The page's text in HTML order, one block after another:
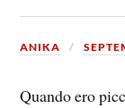
ANIKA
Quando ero